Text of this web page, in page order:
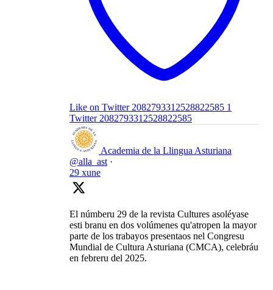
Like on Twitter 2082793312528822585 1
Twitter 2082793312528822585
Academia de la Llingua Asturiana
@alla_ast ·
29 xune
El númberu 29 de la revista Cultures asoléyase
esti branu en dos volúmenes qu'atropen la mayor
parte de los trabayos presentaos nel Congresu
Mundial de Cultura Asturiana (CMCA), celebráu
en febreru del 2025.